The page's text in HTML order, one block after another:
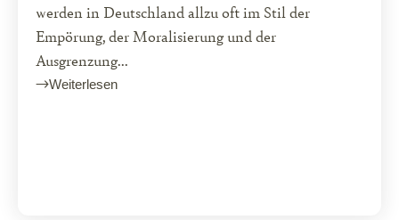
werden in Deutschland allzu oft im Stil der
Empörung, der Moralisierung und der
Ausgrenzung...
Weiterlesen